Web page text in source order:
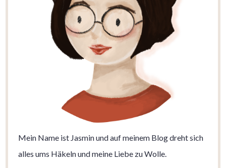
Mein Name ist Jasmin und auf meinem Blog dreht sich
alles ums Häkeln und meine Liebe zu Wolle.